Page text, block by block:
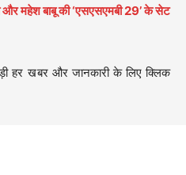
और महेश बाबू की ‘एसएसएमबी 29’ के सेट
हर खबर और जानकारी के लिए क्लिक